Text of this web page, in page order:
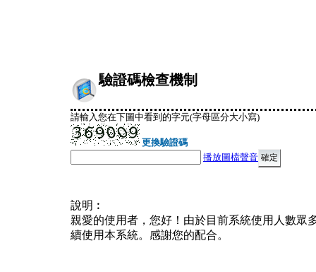
驗證碼檢查機制
請輸入您在下圖中看到的字元(字母區分大小寫)
更換驗證碼
播放圖檔聲音
說明︰
親愛的使用者，您好！由於目前系統使用人數眾
續使用本系統。感謝您的配合。